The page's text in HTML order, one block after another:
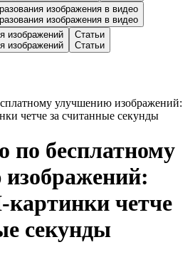
изображения в видео
изображения в видео
изображений
изображений
Статьи
Статьи
улучшению изображений:
четче за считанные секунды
по бесплатному
четче
секунды